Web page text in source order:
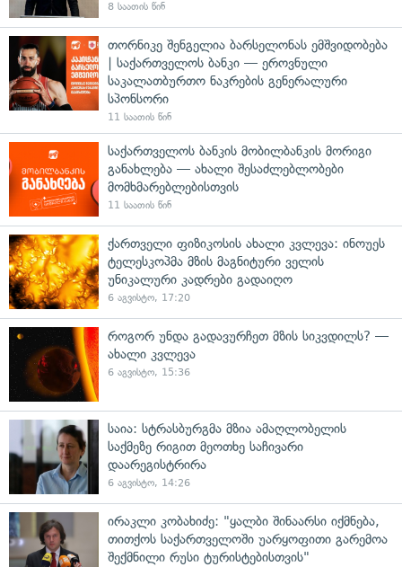
8 საათის წინ
თორნიკე შენგელია ბარსელონას ემშვიდობება
| საქართველოს ბანკი — ეროვნული
საკალათბურთო ნაკრების გენერალური
სპონსორი
11 საათის წინ
საქართველოს ბანკის მობილბანკის მორიგი
განახლება — ახალი შესაძლებლობები
მომხმარებლებისთვის
11 საათის წინ
ქართველი ფიზიკოსის ახალი კვლევა: ინოუეს
ტელესკოპმა მზის მაგნიტური ველის
უნიკალური კადრები გადაიღო
6 აგვისტო, 17:20
როგორ უნდა გადავურჩეთ მზის სიკვდილს? —
ახალი კვლევა
6 აგვისტო, 15:36
საია: სტრასბურგმა მზია ამაღლობელის
საქმეზე რიგით მეოთხე საჩივარი
დაარეგისტრირა
6 აგვისტო, 14:26
ირაკლი კობახიძე: "ყალბი შინაარსი იქმნება,
თითქოს საქართველოში უარყოფითი გარემოა
შექმნილი რუსი ტურისტებისთვის"